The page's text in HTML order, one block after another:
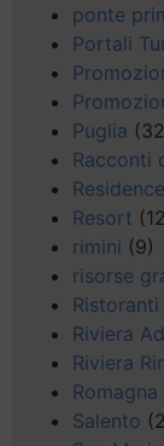
ponte
Portali
Puglia
Racconti
Residence
Resort
rimini (9)
risorse
Ristoranti
Riviera
Riviera
Romagna
Salento